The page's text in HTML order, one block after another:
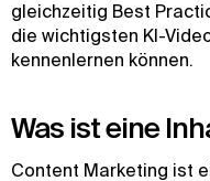
gleichzeitig Best
die wichtigsten KI-
kennenlernen können.
Was ist eine
Content Marketing ist